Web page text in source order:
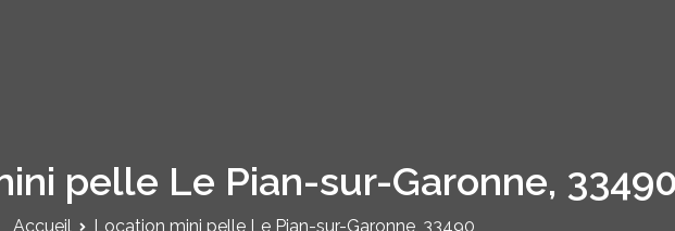
pelle Le Pian-sur-Garonne, 33490
Accueil Location mini pelle Le Pian-sur-Garonne, 33490